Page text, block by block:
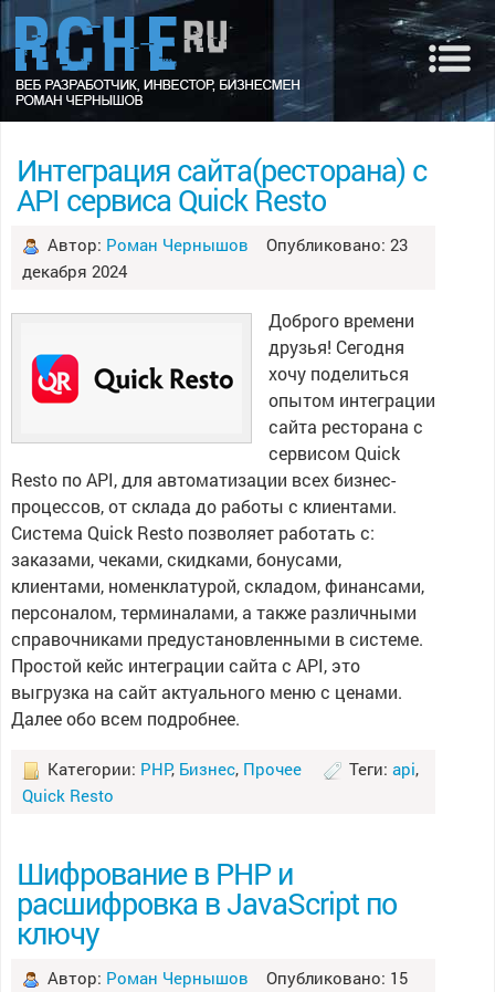
Интеграция сайта(ресторана) с
API сервиса Quick Resto
Автор: Роман Чернышов Опубликовано: 23
декабря 2024
Доброго времени
друзья! Сегодня
хочу поделиться
опытом интеграции
сайта ресторана с
сервисом Quick
Resto по API, для автоматизации всех бизнес-
процессов, от склада до работы с клиентами.
Система Quick Resto позволяет работать с:
заказами, чеками, скидками, бонусами,
клиентами, номенклатурой, складом, финансами,
персоналом, терминалами, а также различными
справочниками предустановленными в системе.
Простой кейс интеграции сайта с API, это
выгрузка на сайт актуального меню с ценами.
Далее обо всем подробнее.
Категории: PHP, Бизнес, Прочее Теги: api,
Quick Resto
Шифрование в PHP и
расшифровка в JavaScript по
ключу
Автор: Роман Чернышов Опубликовано: 15